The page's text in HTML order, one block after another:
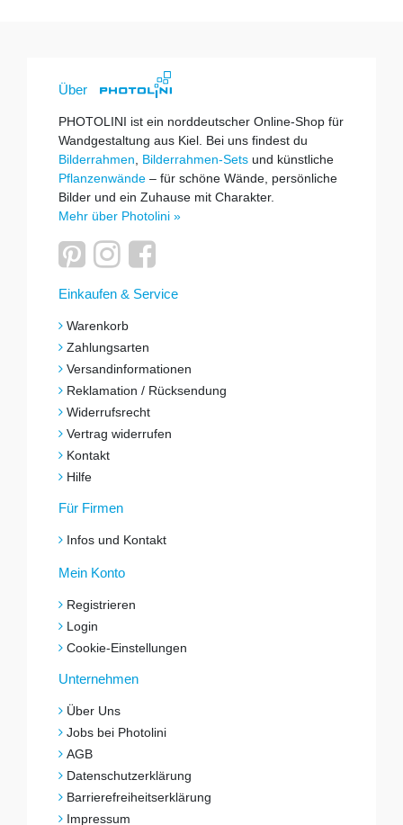
Über
PHOTOLINI ist ein norddeutscher Online-Shop für
Wandgestaltung aus Kiel. Bei uns findest du
Bilderrahmen
Bilderrahmen-Sets und künstliche
Pflanzenwände – für schöne Wände, persönliche
Bilder und ein Zuhause mit Charakter.
Mehr über Photolini »
Einkaufen & Service
Warenkorb
Zahlungsarten
Versandinformationen
Reklamation / Rücksendung
Widerrufsrecht
Vertrag widerrufen
Kontakt
Hilfe
Für Firmen
Infos und Kontakt
Mein Konto
Registrieren
Login
Cookie-Einstellungen
Unternehmen
Über Uns
Jobs bei Photolini
AGB
Datenschutzerklärung
Barrierefreiheitserklärung
Impressum